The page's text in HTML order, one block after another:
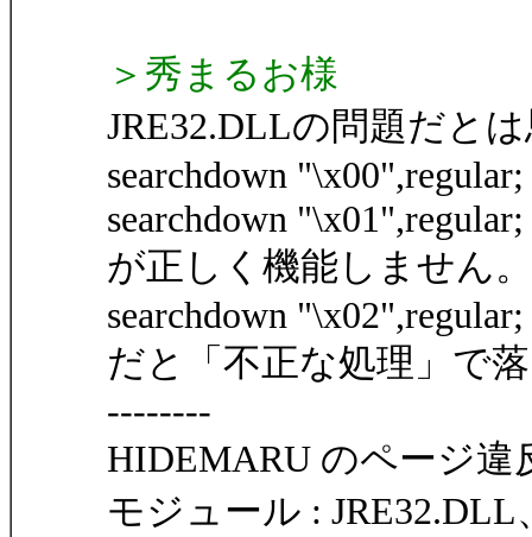
＞秀まるお様
JRE32.DLLの問題だと
searchdown "\x00",regular;
searchdown "\x01",regular;
が正しく機能しません。
searchdown "\x02",regular;
だと「不正な処理」で
--------
HIDEMARU のページ違
モジュール :